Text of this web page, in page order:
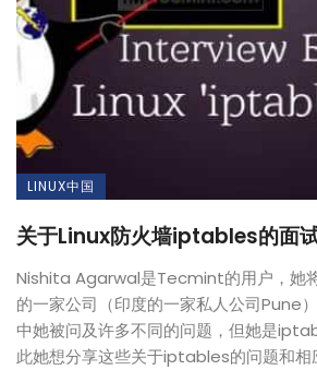
LINUX中国
关于Linux防火墙iptables的面
Nishita Agarwal是Tecmint的用户，她
的一家公司（印度的一家私人公司Pune
中她被问及许多不同的问题，但她是
此她想分享这些关于iptables的问题和相